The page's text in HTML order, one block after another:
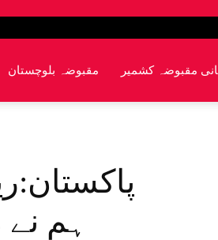
مقبوضہ بلوچستان مقبوضہ کشمیر
ہم